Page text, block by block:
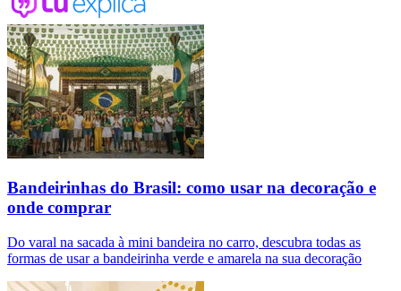
Bandeirinhas do Brasil: como usar na decoração e
onde comprar
Do varal na sacada à mini bandeira no carro, descubra todas as
formas de usar a bandeirinha verde e amarela na sua decoração